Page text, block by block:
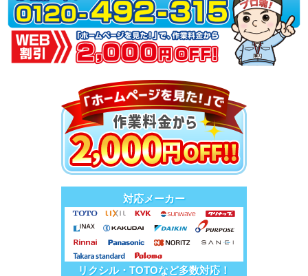
対応メーカー
リクシル・TOTOなど多数対応！